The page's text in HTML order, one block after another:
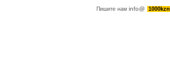
Пишите намinfo@ 1000kzn